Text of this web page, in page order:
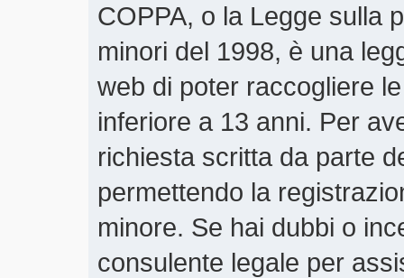
COPPA, o la Legge sulla
minori del 1998, è una
web di poter raccogliere
inferiore a 13 anni. Per
richiesta scritta da parte
permettendo la
minore. Se hai dubbi o
consulente legale per